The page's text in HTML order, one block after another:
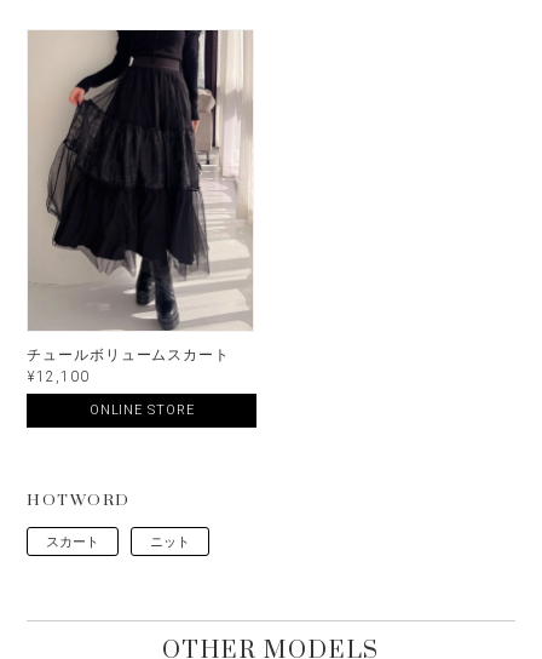
チュールボリュームスカート
¥12,100
ONLINE STORE
HOTWORD
スカート ニット
OTHER MODELS